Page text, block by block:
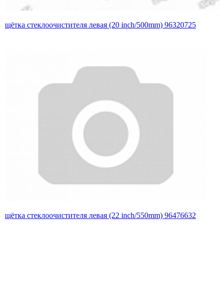
щётка стеклоочистителя левая (20 inch/500mm) 96320725
щётка стеклоочистителя левая (22 inch/550mm) 96476632